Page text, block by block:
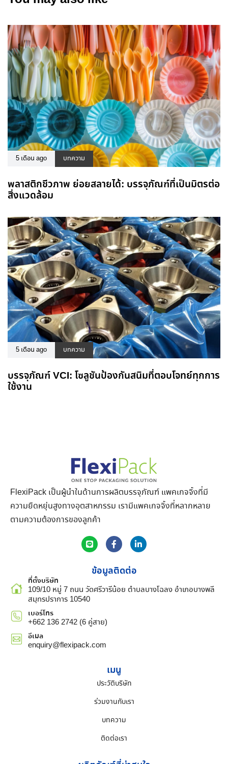
5 เดือน ago บทความ
พลาสติกชีวภาพ ย่อยสลายได้: บรรจุภัณฑ์ที่เป็นมิตรต่อ
สิ่งแวดล้อม
5 เดือน ago บทความ
บรรจุภัณฑ์ VCI: โซลูชันป้องกันสนิมที่ตอบโจทย์ทุกการ
ใช้งาน
FlexiPack เป็นผู้นำในด้านการผลิตบรรจุภัณฑ์ แพคเกจจิ้งที่มี
ความยืดหยุ่นสูงทางอุตสาหกรรม เรามีแพคเกจจิ้งที่หลากหลาย
ตามความต้องการของลูกค้า
ข้อมูลติดต่อ
ที่ตั้งบริษัท
109/10 หมู่ 7 ถนน วัดศรีวารีน้อย ตำบลบางโฉลง อำเภอบางพลี
สมุทรปราการ 10540
เบอร์โทร
+662 136 2742 (6 คู่สาย)
อีเมล
enquiry@flexipack.com
เมนู
ประวัติบริษัท
ร่วมงานกับเรา
บทความ
ติดต่อเรา